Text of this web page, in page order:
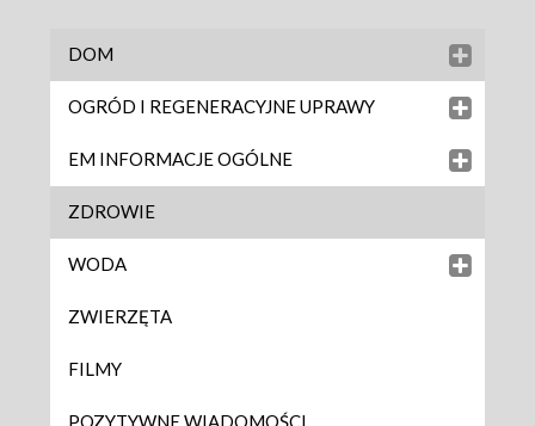
DOM
OGRÓD I REGENERACYJNE UPRAWY
EM INFORMACJE OGÓLNE
ZDROWIE
WODA
ZWIERZĘTA
FILMY
POZYTYWNE WIADOMOŚCI